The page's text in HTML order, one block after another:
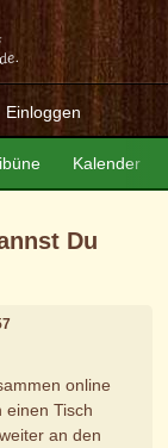
Einloggen
Kalender
Du
online
einen Tisch
an den